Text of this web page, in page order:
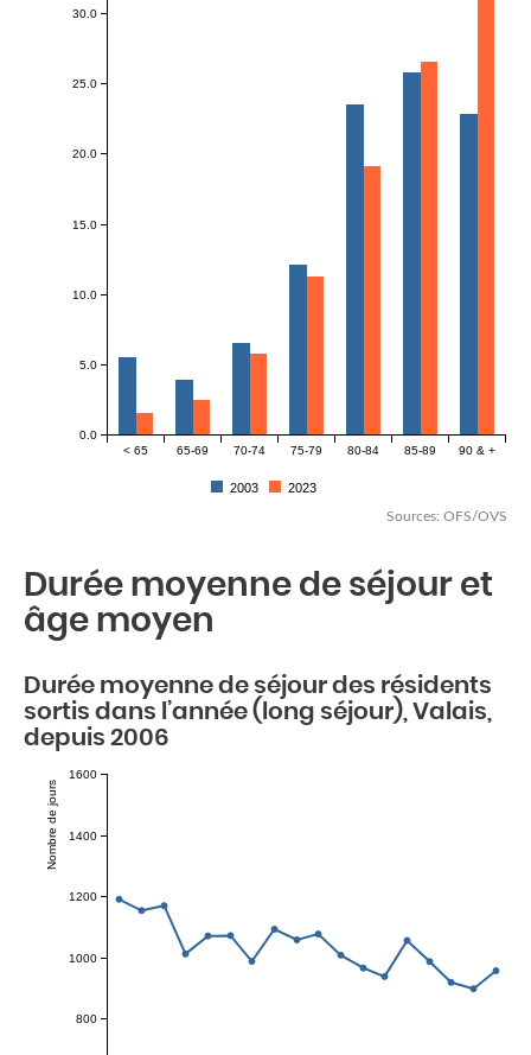
< 65 65-69 70-74 75-79 80-84 85-89 90 & +
0.0
5.0
10.0
15.0
20.0
25.0
30.0
2003
2023
Sources: OFS/OVS
Durée moyenne de séjour et
âge moyen
Durée moyenne de séjour des résidents
sortis dans l’année (long séjour), Valais,
depuis 2006
Nombre de jours
800
1000
1200
1400
1600